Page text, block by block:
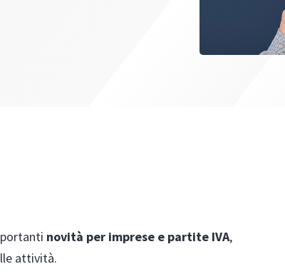
novità per imprese e partite IVA,
attività.